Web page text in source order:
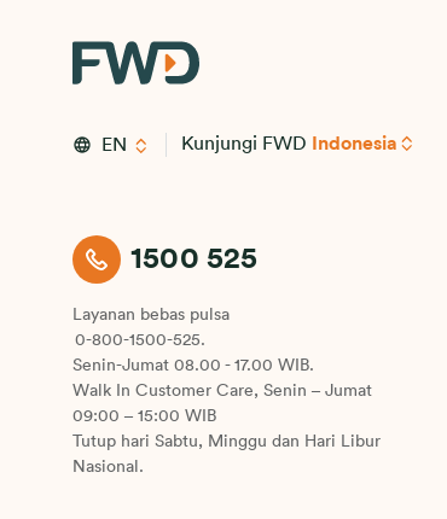
EN Kunjungi FWD Indonesia
1500 525
Layanan bebas pulsa
0-800-1500-525.
Senin-Jumat 08.00 - 17.00 WIB.
Walk In Customer Care, Senin – Jumat
09:00 – 15:00 WIB
Tutup hari Sabtu, Minggu dan Hari Libur
Nasional.